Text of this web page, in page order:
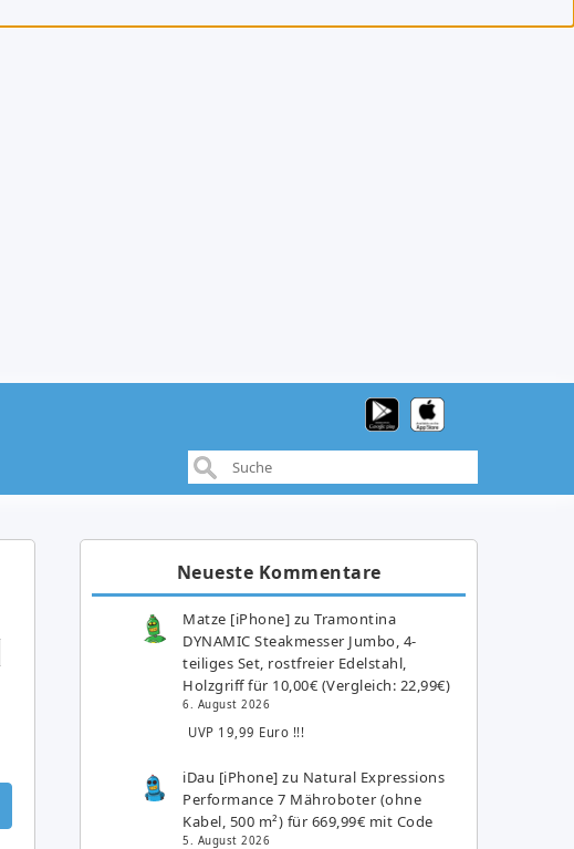
Neueste Kommentare
Matze [iPhone] zuTramontina
DYNAMIC Steakmesser Jumbo, 4-
teiliges Set, rostfreier Edelstahl,
Holzgriff für 10,00€ (Vergleich: 22,99€)
6. August 2026
UVP 19,99 Euro !!!
iDau [iPhone] zu Natural Expressions
Performance 7 Mähroboter (ohne
Kabel, 500 m²) für 669,99€ mit Code
5. August 2026